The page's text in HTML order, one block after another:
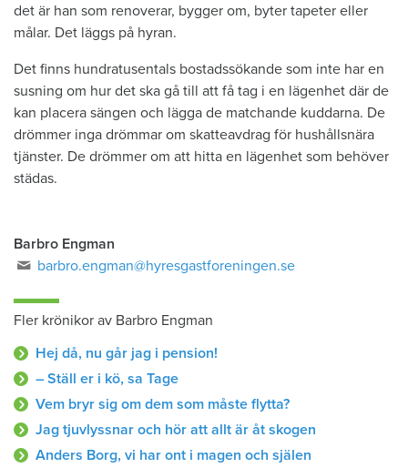
det är han som renoverar, bygger om, byter tapeter eller
målar. Det läggs på hyran.
Det finns hundratusentals bostadssökande som inte har en
susning om hur det ska gå till att få tag i en lägenhet där de
kan placera sängen och lägga de matchande kuddarna. De
drömmer inga drömmar om skatteavdrag för hushållsnära
tjänster. De drömmer om att hitta en lägenhet som behöver
städas.
Barbro Engman
barbro.engman@hyresgastforeningen.se
Fler krönikor av Barbro Engman
Hej då, nu går jag i pension!
– Ställ er i kö, sa Tage
Vem bryr sig om dem som måste flytta?
Jag tjuvlyssnar och hör att allt är åt skogen
Anders Borg, vi har ont i magen och själen